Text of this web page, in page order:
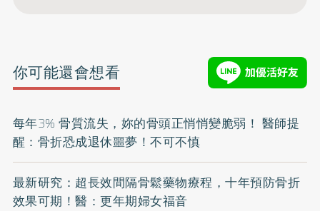
你可能還會想看
每年3% 骨質流失，妳的骨頭正悄悄變脆弱！ 醫師提
醒：骨折恐成退休噩夢！不可不慎
最新研究：超長效間隔骨鬆藥物療程，十年預防骨折
效果可期！醫：更年期婦女福音